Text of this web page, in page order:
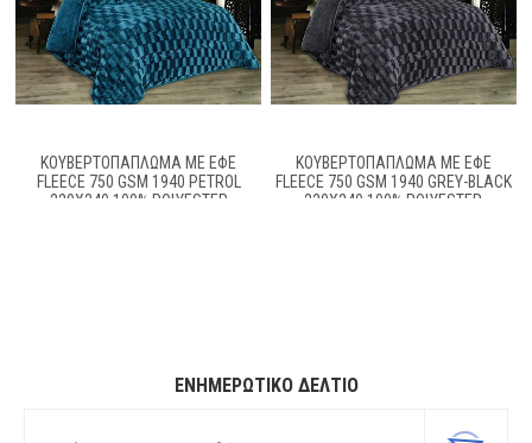
ΚΟΥΒΕΡΤΟΠΆΠΛΩΜΑ ΜΕ ΕΦΈ
FLEECE 750 GSM 1940 PETROL
220Χ240 100% POLYESTER
ΚΟΥΒΕΡΤΟΠΆΠΛΩΜΑ ΜΕ ΕΦΈ
FLEECE 750 GSM 1940 GREY-BLACK
220Χ240 100% POLYESTER
ΕΝΗΜΕΡΩΤΙΚΌ ΔΕΛΤΊΟ